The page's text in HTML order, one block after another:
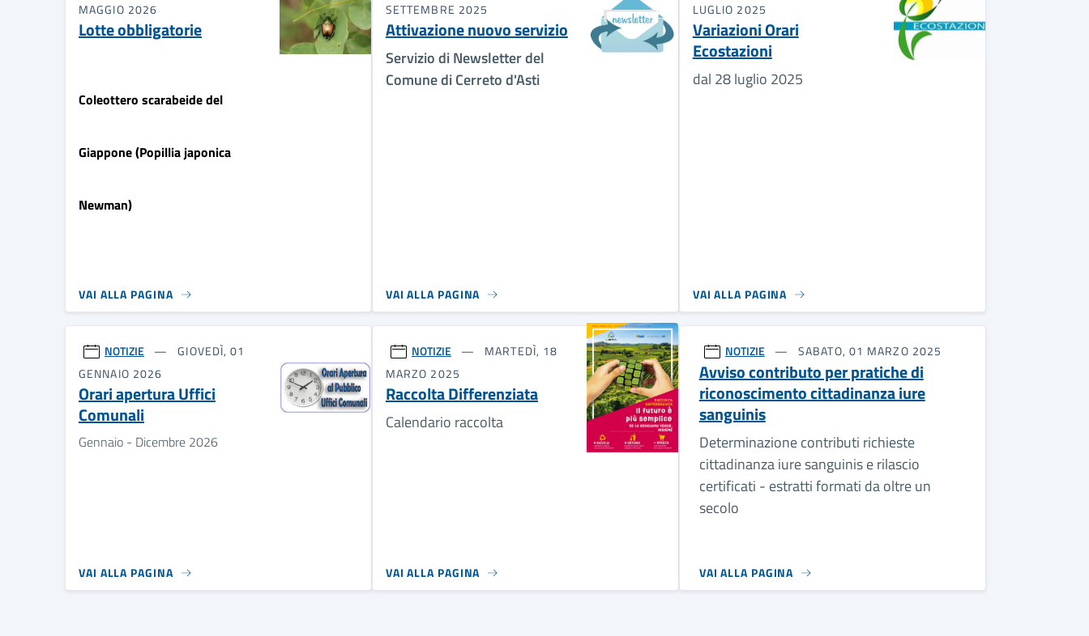
MAGGIO 2026
Lotte obbligatorie
Coleottero scarabeide del
Giappone (Popillia japonica
Newman)
VAI ALLA PAGINA
SETTEMBRE 2025
Attivazione nuovo servizio
Servizio di Newsletter del
Comune di Cerreto d'Asti
VAI ALLA PAGINA
LUGLIO 2025
Variazioni Orari
Ecostazioni
dal 28 luglio 2025
VAI ALLA PAGINA
NOTIZIE
GIOVEDÌ, 01
GENNAIO 2026
Orari apertura Uffici
Comunali
Gennaio - Dicembre 2026
VAI ALLA PAGINA
NOTIZIE
MARTEDÌ, 18
MARZO 2025
Raccolta Differenziata
Calendario raccolta
VAI ALLA PAGINA
NOTIZIE SABATO, 01 MARZO 2025
Avviso contributo per pratiche di
riconoscimento cittadinanza iure
sanguinis
Determinazione contributi richieste
cittadinanza iure sanguinis e rilascio
certificati - estratti formati da oltre un
secolo
VAI ALLA PAGINA